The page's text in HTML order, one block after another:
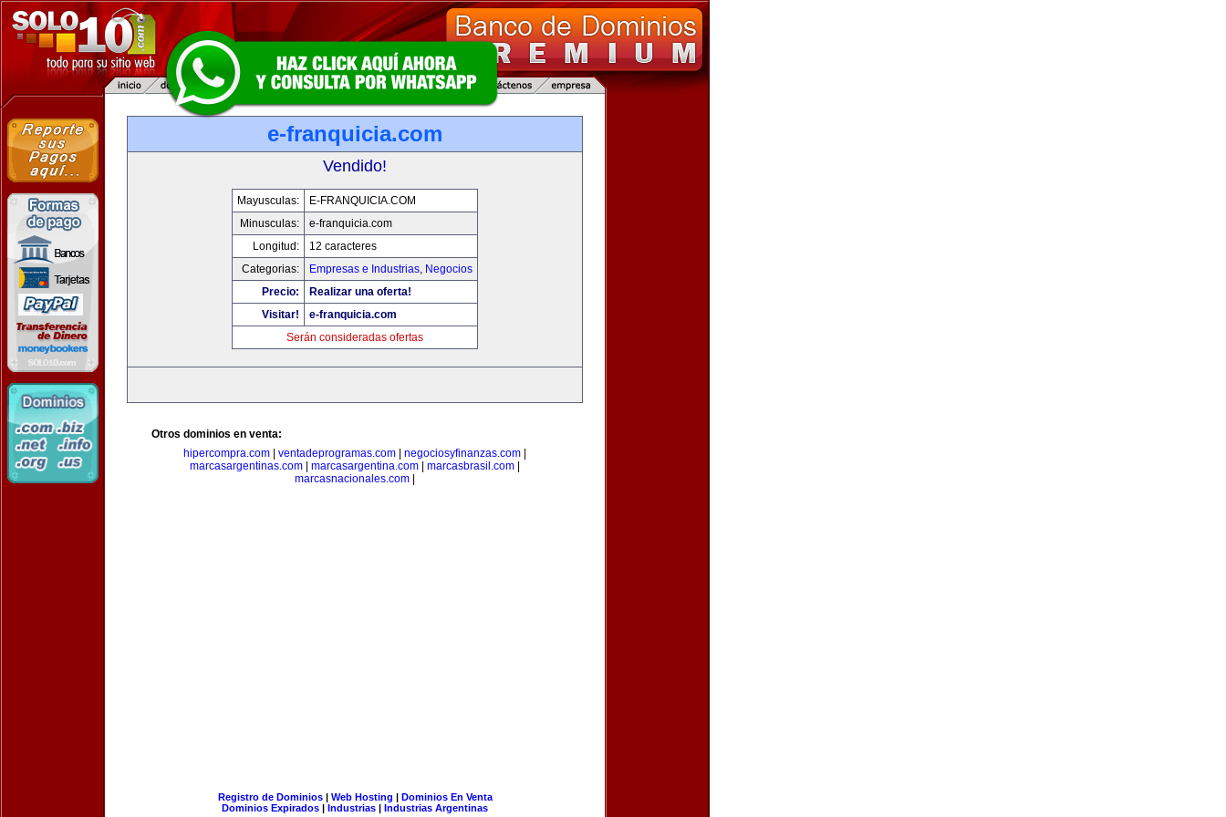
e-franquicia.com
Vendido!
Mayusculas:
E-FRANQUICIA.COM
Minusculas:
e-franquicia.com
Longitud:
12 caracteres
Categorias:
Empresas e Industrias, Negocios
Precio:
Realizar una oferta!
Visitar!
e-franquicia.com
Serán consideradas ofertas
Otros dominios en venta:
hipercompra.com
ventadeprogramas.com negociosyfinanzas.com
marcasargentinas.com
marcasargentina.com marcasbrasil.com
marcasnacionales.com
Registro de Dominios| Web Hosting | Dominios En Venta
Dominios Expirados | Industrias | Industrias Argentinas